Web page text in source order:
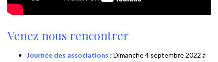
Venez nous rencontrer
Journée des associations : Dimanche 4 septembre 2022 à